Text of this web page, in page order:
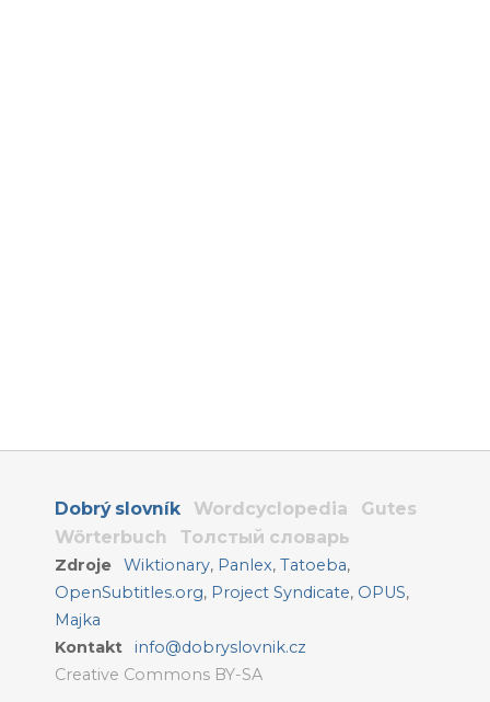
Dobrý slovník Wordcyclopedia
Gutes
Wörterbuch
Толстый словарь
Zdroje Wiktionary, Panlex,Tatoeba,
OpenSubtitles.org, Project Syndicate, OPUS,
Majka
Kontakt
info@dobryslovnik.cz
Creative Commons BY-SA